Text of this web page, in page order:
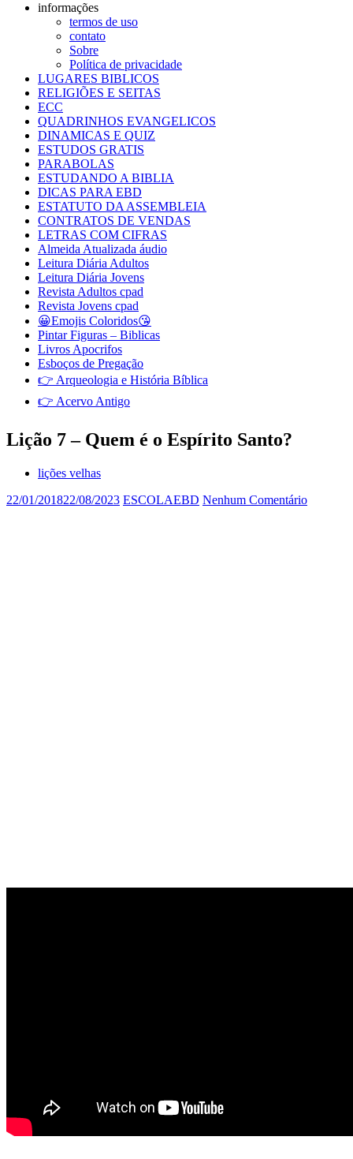
informações
termos de uso
contato
Sobre
Política de privacidade
LUGARES BIBLICOS
RELIGIÕES E SEITAS
ECC
QUADRINHOS EVANGELICOS
DINAMICAS E QUIZ
ESTUDOS GRATIS
PARABOLAS
ESTUDANDO A BIBLIA
DICAS PARA EBD
ESTATUTO DA ASSEMBLEIA
CONTRATOS DE VENDAS
LETRAS COM CIFRAS
Almeida Atualizada áudio
Leitura Diária Adultos
Leitura Diária Jovens
Revista Adultos cpad
Revista Jovens cpad
😀Emojis Coloridos😘
Pintar Figuras – Biblicas
Livros Apocrifos
Esboços de Pregação
👉 Arqueologia e História Bíblica
👉 Acervo Antigo
Lição 7 – Quem é o Espírito Santo?
lições velhas
22/01/201822/08/2023 ESCOLAEBD Nenhum Comentário